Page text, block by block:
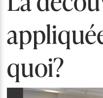
quoi?